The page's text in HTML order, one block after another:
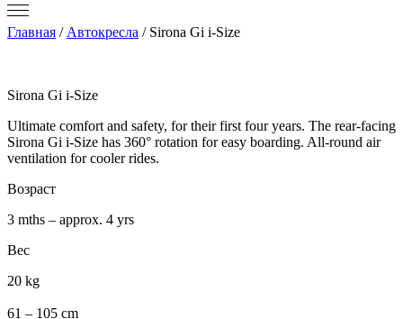
Главная / Автокресла / Sirona Gi i-Size
Sirona Gi i-Size
Ultimate comfort and safety, for their first four years. The rear-facing
Sirona Gi i-Size has 360° rotation for easy boarding. All-round air
ventilation for cooler rides.
Возраст
3 mths – approx. 4 yrs
Вес
20 kg
61 – 105 cm